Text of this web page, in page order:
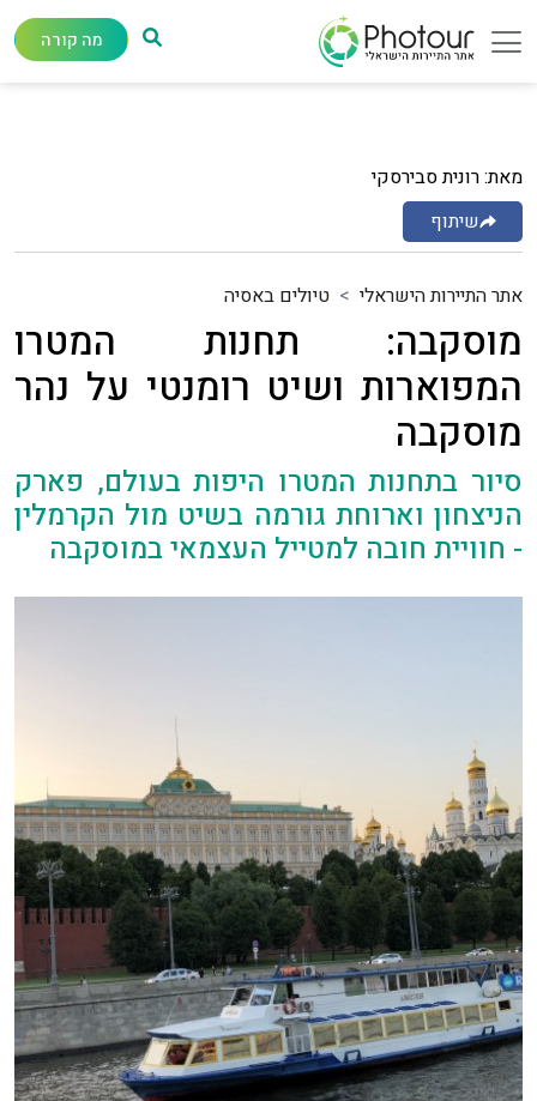
מה קורה
מאת: רונית סבירסקי
שיתוף
אתר התיירות הישראלי טיולים באסיה
מוסקבה: תחנות המטרו
המפוארות ושיט רומנטי על נהר
מוסקבה
סיור בתחנות המטרו היפות בעולם, פארק
הניצחון וארוחת גורמה בשיט מול הקרמלין
- חוויית חובה למטייל העצמאי במוסקבה